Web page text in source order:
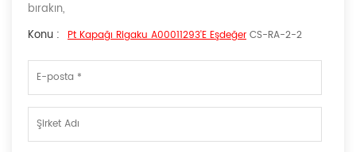
bırakın,
Konu : Pt Kapağı Rigaku A00011293'e Eşdeğer CS-RA-2-2